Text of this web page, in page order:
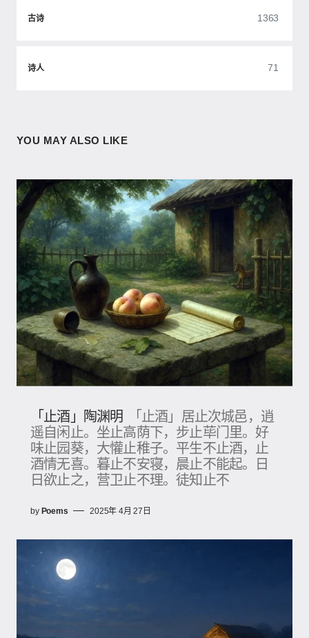
古诗 1363
诗人 71
YOU MAY ALSO LIKE
「止酒」陶渊明
「止酒」居止次城邑，逍
遥自闲止。坐止高荫下，步止荜门里。好
味止园葵，大懽止稚子。平生不止酒，止
酒情无喜。暮止不安寝，晨止不能起。日
日欲止之，营卫止不理。徒知止不
by Poems 2025年 4月 27日